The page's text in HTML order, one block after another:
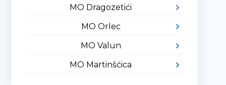
MO Dragozetići
MO Orlec
MO Valun
MO Martinšćica